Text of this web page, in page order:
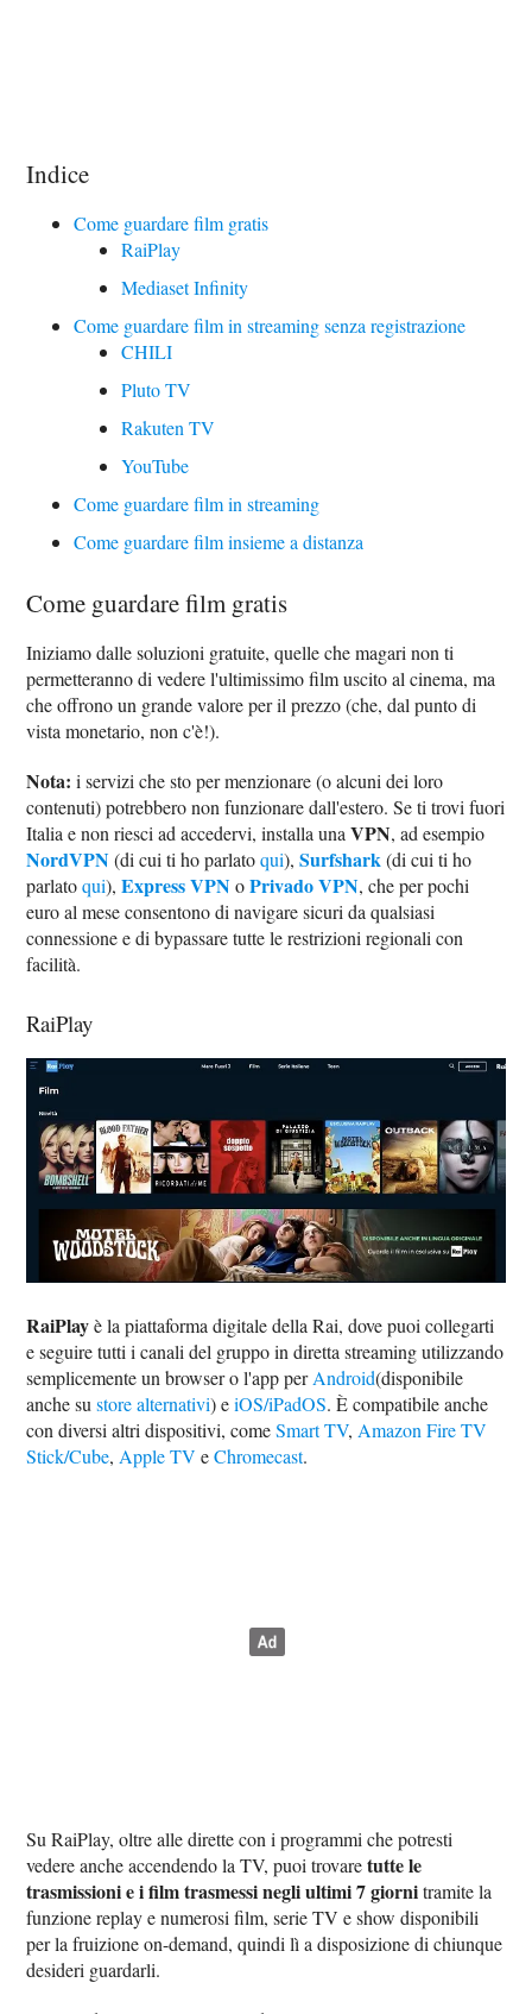
Indice
Come guardare film gratis
RaiPlay
Mediaset Infinity
Come guardare film in streaming senza registrazione
CHILI
Pluto TV
Rakuten TV
YouTube
Come guardare film in streaming
Come guardare film insieme a distanza
Come guardare film gratis
Iniziamo dalle soluzioni gratuite, quelle che magari non ti
permetteranno di vedere l'ultimissimo film uscito al cinema, ma
che offrono un grande valore per il prezzo (che, dal punto di
vista monetario, non c'è!).
Nota: i servizi che sto per menzionare (o alcuni dei loro
contenuti) potrebbero non funzionare dall'estero. Se ti trovi fuori
Italia e non riesci ad accedervi, installa unaVPN, ad esempio
NordVPN(di cui ti ho parlatoqui),Surfshark(di cui ti ho
parlatoqui),Express VPNoPrivado VPN, che per pochi
euro al mese consentono di navigare sicuri da qualsiasi
connessione e di bypassare tutte le restrizioni regionali con
facilità.
RaiPlay
RaiPlayè la piattaforma digitale della Rai, dove puoi collegarti
e seguire tutti i canali del gruppo in diretta streaming utilizzando
semplicemente un browser o l'app perAndroid(disponibile
anche sustore alternativi) eiOS/iPadOS. È compatibile anche
con diversi altri dispositivi, comeSmart TV, Amazon Fire TV
Stick/Cube, Apple TV eChromecast.
Su RaiPlay, oltre alle dirette con i programmi che potresti
vedere anche accendendo la TV, puoi trovaretutte le
trasmissioni e i film trasmessi negli ultimi 7 giornitramite la
funzione replay e numerosi film, serie TV e show disponibili
per la fruizione on-demand, quindi lì a disposizione di chiunque
desideri guardarli.